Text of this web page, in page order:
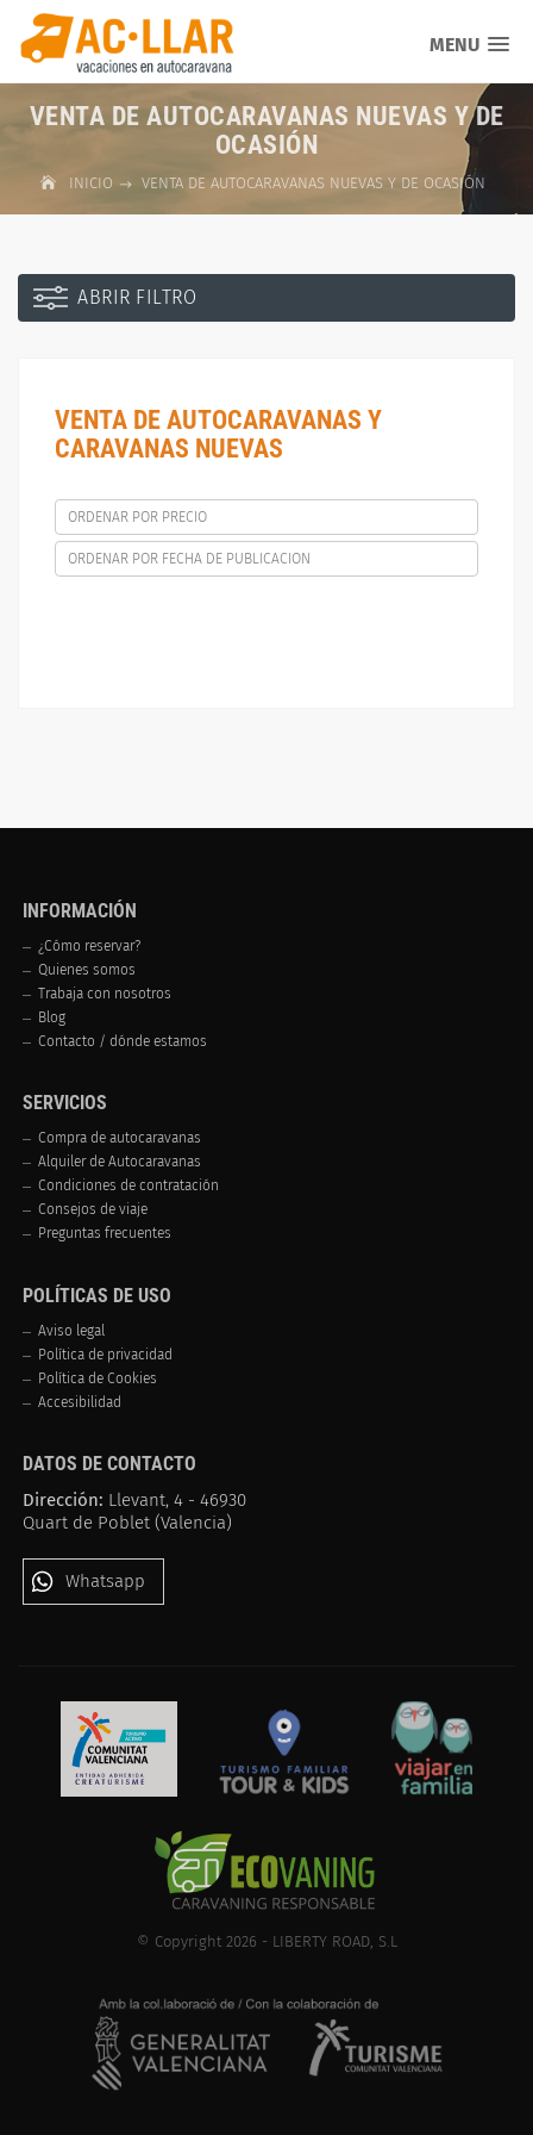
MENU
VENTA DE AUTOCARAVANAS NUEVAS Y DE
OCASIÓN
INICIO VENTA DE AUTOCARAVANAS NUEVAS Y DE OCASIÓN
ABRIR FILTRO
VENTA DE AUTOCARAVANAS Y
CARAVANAS NUEVAS
ORDENAR POR PRECIO
ORDENAR POR FECHA DE PUBLICACION
INFORMACIÓN
¿Cómo reservar?
Quienes somos
Trabaja con nosotros
Blog
Contacto / dónde estamos
SERVICIOS
Compra de autocaravanas
Alquiler de Autocaravanas
Condiciones de contratación
Consejos de viaje
Preguntas frecuentes
POLÍTICAS DE USO
Aviso legal
Política de privacidad
Política de Cookies
Accesibilidad
DATOS DE CONTACTO
Dirección: Llevant, 4 - 46930
Quart de Poblet (Valencia)
Whatsapp
© Copyright 2026 - LIBERTY ROAD, S.L